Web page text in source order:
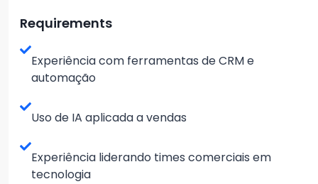
Requirements
Experiência com ferramentas de CRM e
automação
Uso de IA aplicada a vendas
Experiência liderando times comerciais em
tecnologia